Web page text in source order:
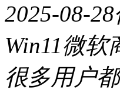
2025-08-28
Win11微软
很多用户